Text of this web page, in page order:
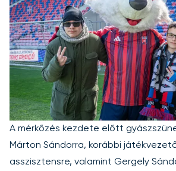
A mérkőzés kezdete előtt
Márton Sándorra, korábbi
asszisztensre, valamint Gergely